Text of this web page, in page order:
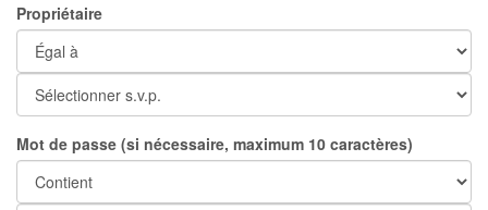
Propriétaire
Mot de passe (si nécessaire, maximum 10 caractères)